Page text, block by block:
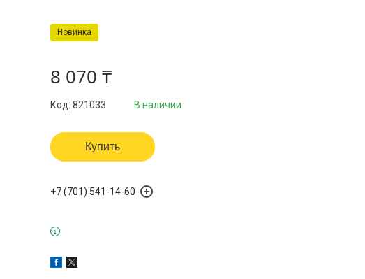
Новинка
8 070 ₸
В наличии
Код: 821033
Купить
+7 (701) 541-14-60